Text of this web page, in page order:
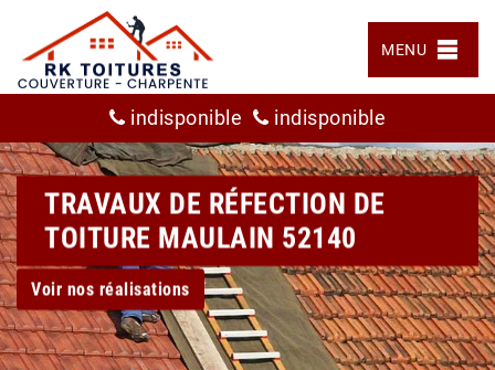
MENU
indisponible indisponible
TRAVAUX DE RÉFECTION DE
TOITURE MAULAIN 52140
Voir nos réalisations